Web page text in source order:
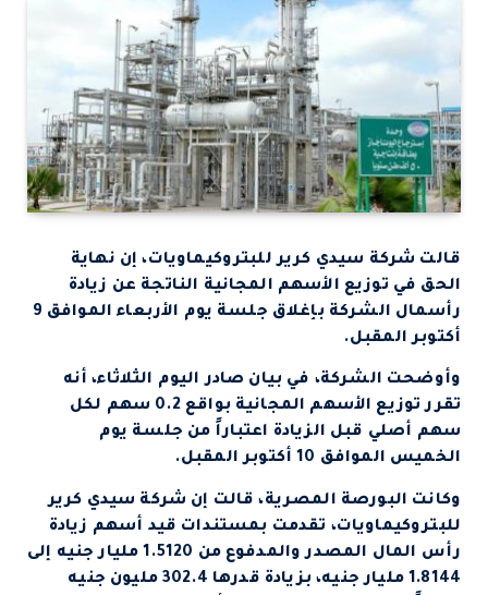
قالت شركة سيدي كرير للبتروكيماويات، إن نهاية
الحق في توزيع الأسهم المجانية الناتجة عن زيادة
رأسمال الشركة بإغلاق جلسة يوم الأربعاء الموافق 9
أكتوبر المقبل.
وأوضحت الشركة، في بيان صادر اليوم الثلاثاء، أنه
تقرر توزيع الأسهم المجانية بواقع 0.2 سهم لكل
سهم أصلي قبل الزيادة اعتباراً من جلسة يوم
الخميس الموافق 10 أكتوبر المقبل.
وكانت البورصة المصرية، قالت إن شركة سيدي كرير
للبتروكيماويات، تقدمت بمستندات قيد أسهم زيادة
رأس المال المصدر والمدفوع من 1.5120 مليار جنيه إلى
1.8144 مليار جنيه، بزيادة قدرها 302.4 مليون جنيه